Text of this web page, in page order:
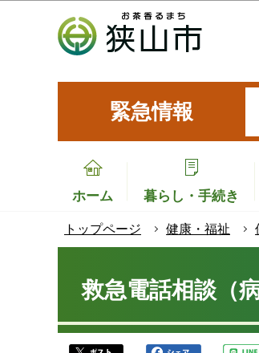
緊急情報
ホーム 暮らし・手続き
トップページ 健康・福祉
救急電話相談（